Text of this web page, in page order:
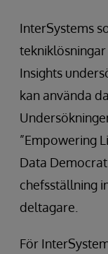
InterSystems
Insights
kan använda
”Empowering
Data
chefsställning
deltagare.
För